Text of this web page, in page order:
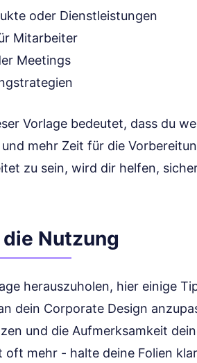
oder Dienstleistungen
Mitarbeiter
Meetings
Vorlage bedeutet, dass du
mehr Zeit für die
zu sein, wird dir helfen,
Nutzung
herauszuholen, hier einige
dein Corporate Design
und die Aufmerksamkeit
mehr - halte deine Folien